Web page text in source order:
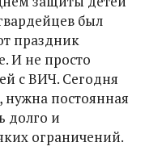
был
праздник
И не просто
с ВИЧ. Сегодня
нужна постоянная
долго и
ограничений.